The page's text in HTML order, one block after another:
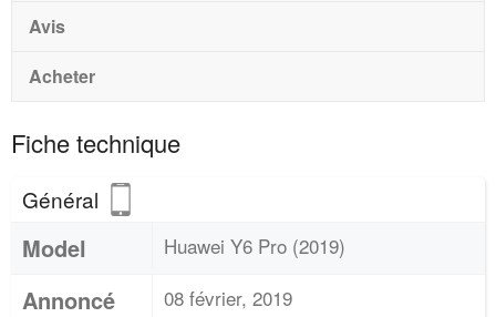
Avis
Acheter
Fiche technique
Général
Model Huawei Y6 Pro (2019)
Annoncé 08 février, 2019